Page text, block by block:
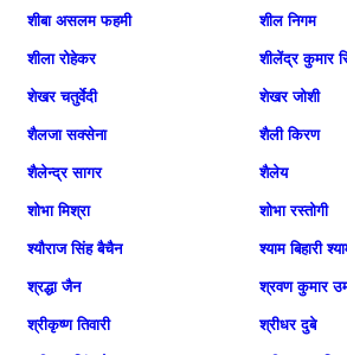
शीबा असलम फहमी शील निगम
शीला रोहेकर शीलेंद्र कुमार
शेखर चतुर्वेदी शेखर जोशी
शैलजा सक्सेना शैली किरण
शैलेन्द्र सागर शैलेय
शोभा मिश्रा शोभा रस्तोगी
श्‍यौराज सिंह बैचैन श्याम बिहारी
श्रद्धा जैन श्रवण कुमार
श्रीकृष्ण तिवारी श्रीधर दुबे